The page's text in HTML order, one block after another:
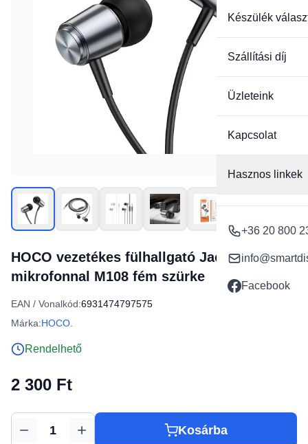
Készülék
Szállítási díj
Üzleteink
Kapcsolat
Hasznos linkek
+36 20 800
Facebook
HOCO vezetékes fülhallgató Jack 3,5 mm
mikrofonnal M108 fém szürke
EAN / Vonalkód:6931474797575
Márka:HOCO.
Rendelhető
2 300 Ft
Mennyiség Kosárba